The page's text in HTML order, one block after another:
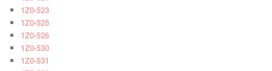
1Z0-523
1Z0-525
1Z0-526
1Z0-530
1Z0-531